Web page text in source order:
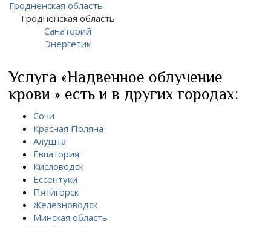
Гродненская область
Санаторий
Энергетик
Услуга «Надвенное облучение
крови » есть и в других городах:
Сочи
Красная Поляна
Алушта
Евпатория
Кисловодск
Ессентуки
Пятигорск
Железноводск
Минская область